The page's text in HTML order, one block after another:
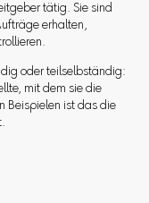
tätig. Sie sind
erhalten,
oder teilselbständig:
mit dem sie die
Beispielen ist das die